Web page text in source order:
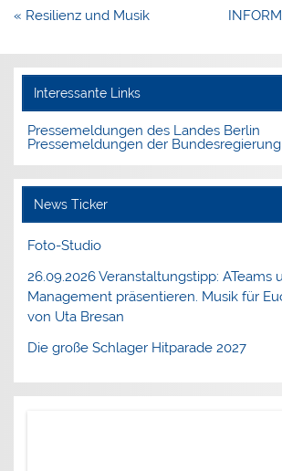
Beitragsnavigation
« Resilienz und Musik
Interessante Links
Pressemeldungen des Landes Berlin
Pressemeldungen der Bundesregierung
News Ticker
Foto-Studio
26.09.2026 Veranstaltungstipp: ATeams
Management präsentieren. Musik für
von Uta Bresan
Die große Schlager Hitparade 2027